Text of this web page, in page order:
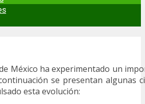
México ha experimentado un
se presentan algunas
esta evolución: